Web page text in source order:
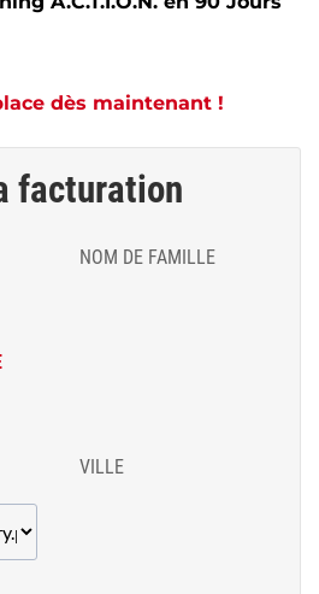
dès maintenant !
facturation
NOM DE FAMILLE
VILLE